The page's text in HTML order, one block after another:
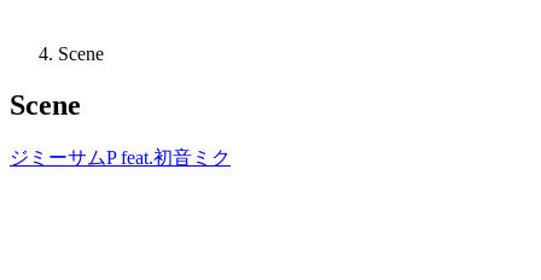
Scene
Scene
ジミーサムP feat.初音ミク